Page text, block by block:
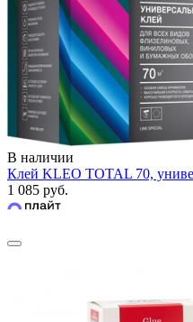
В наличии
Клей KLEO TOTAL 70,
1 085 руб.